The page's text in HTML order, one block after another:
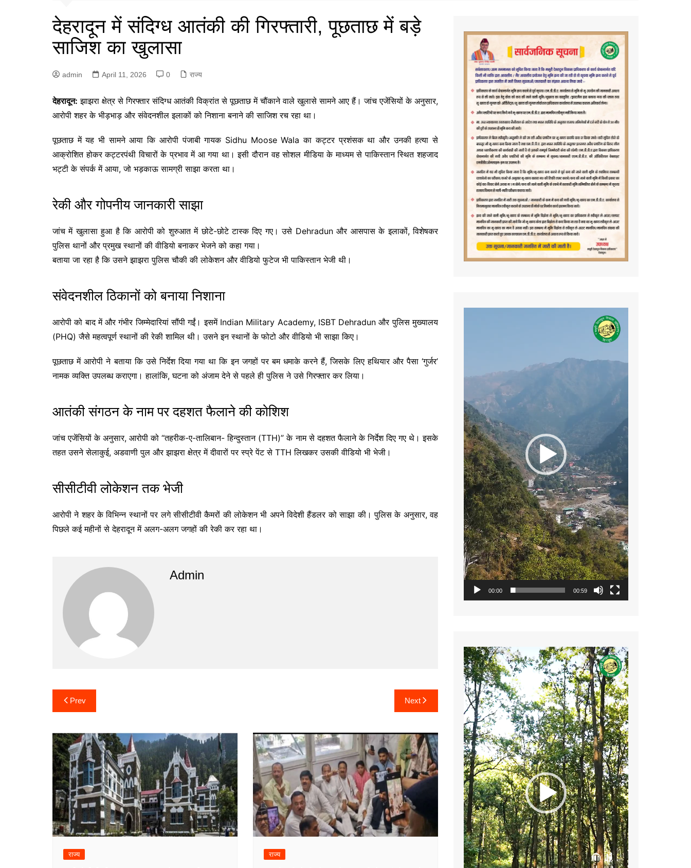
देहरादून में संदिग्ध आतंकी की गिरफ्तारी, पूछताछ में बड़े
साजिश का खुलासा
admin April 11, 2026 0 राज्य
देहरादून: झाझरा क्षेत्र से गिरफ्तार संदिग्ध आतंकी विक्रांत से पूछताछ में चौंकाने वाले खुलासे सामने आए हैं। जांच एजेंसियों के अनुसार,
आरोपी शहर के भीड़भाड़ और संवेदनशील इलाकों को निशाना बनाने की साजिश रच रहा था।
पूछताछ में यह भी सामने आया कि आरोपी पंजाबी गायक Sidhu Moose Wala का कट्टर प्रशंसक था और उनकी हत्या से
आक्रोशित होकर कट्टरपंथी विचारों के प्रभाव में आ गया था। इसी दौरान वह सोशल मीडिया के माध्यम से पाकिस्तान स्थित शहजाद
भट्टी के संपर्क में आया, जो भड़काऊ सामग्री साझा करता था।
रेकी और गोपनीय जानकारी साझा
जांच में खुलासा हुआ है कि आरोपी को शुरुआत में छोटे-छोटे टास्क दिए गए। उसे Dehradunऔर आसपास के इलाकों, विशेषकर
पुलिस थानों और प्रमुख स्थानों की वीडियो बनाकर भेजने को कहा गया।
बताया जा रहा है कि उसने झाझरा पुलिस चौकी की लोकेशन और वीडियो फुटेज भी पाकिस्तान भेजी थी।
संवेदनशील ठिकानों को बनाया निशाना
आरोपी को बाद में और गंभीर जिम्मेदारियां सौंपी गईं। इसमें Indian Military Academy, ISBT Dehradun और पुलिस मुख्यालय
(PHQ) जैसे महत्वपूर्ण स्थानों की रेकी शामिल थी। उसने इन स्थानों के फोटो और वीडियो भी साझा किए।
पूछताछ में आरोपी ने बताया कि उसे निर्देश दिया गया था कि इन जगहों पर बम धमाके करने हैं, जिसके लिए हथियार और पैसा ‘गुर्जर’
नामक व्यक्ति उपलब्ध कराएगा। हालांकि, घटना को अंजाम देने से पहले ही पुलिस ने उसे गिरफ्तार कर लिया।
आतंकी संगठन के नाम पर दहशत फैलाने की कोशिश
जांच एजेंसियों के अनुसार, आरोपी को “तहरीक-ए-तालिबान- हिन्दुस्तान (TTH)” के नाम से दहशत फैलाने के निर्देश दिए गए थे। इसके
तहत उसने सेलाकुई, अडवाणी पुल और झाझरा क्षेत्र में दीवारों पर स्प्रे पेंट से TTH लिखकर उसकी वीडियो भी भेजी।
सीसीटीवी लोकेशन तक भेजी
आरोपी ने शहर के विभिन्न स्थानों पर लगे सीसीटीवी कैमरों की लोकेशन भी अपने विदेशी हैंडलर को साझा की। पुलिस के अनुसार, वह
पिछले कई महीनों से देहरादून में अलग-अलग जगहों की रेकी कर रहा था।
Admin
Post
navigation
Prev Next
राज्य राज्य
00:00 00:59
Video
Player